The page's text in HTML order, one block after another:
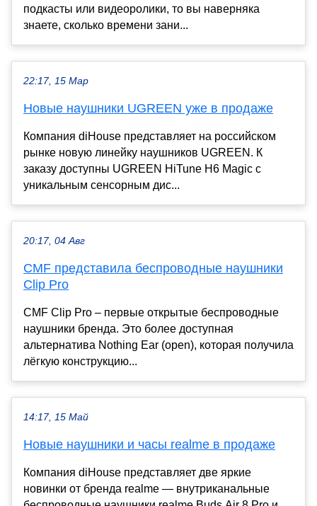
подкасты или видеоролики, то вы наверняка
знаете, сколько времени зани...
22:17, 15 Мар
Новые наушники UGREEN уже в продаже
Компания diHouse представляет на российском
рынке новую линейку наушников UGREEN. К
заказу доступны UGREEN HiTune H6 Magic с
уникальным сенсорным дис...
20:17, 04 Авг
CMF представила беспроводные наушники
Clip Pro
CMF Clip Pro – первые открытые беспроводные
наушники бренда. Это более доступная
альтернатива Nothing Ear (open), которая получила
лёгкую конструкцию...
14:17, 15 Май
Новые наушники и часы realme в продаже
Компания diHouse представляет две яркие
новинки от бренда realme — внутриканальные